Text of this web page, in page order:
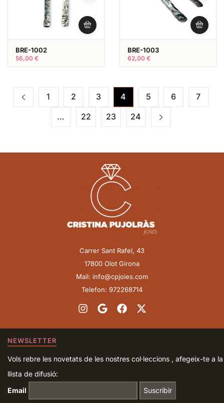
BRE-1002
56,00 €
BRE-1003
62,00 €
1 2 3 4 5 6
7
…
22 23 24
Carrer Sant Rafel, 43
17800 Olot Girona
Mail: info@cpjoies.com
Telefon: 972268714
NEWSLETTER
Vols rebre les novetats de les nostres col·leccions , afegeix-te a la
llista de difusió:
Email